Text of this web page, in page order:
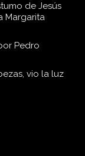
de Jesús
Margarita
Pedro
vio la luz